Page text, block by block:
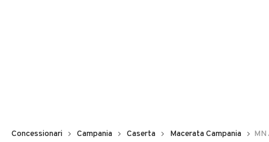
Concessionari Campania Caserta Macerata Campania MN